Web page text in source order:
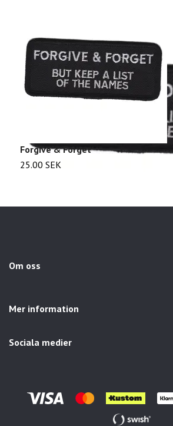
Forgive & Forget
25.00 SEK
Om oss
Mer information
Sociala medier